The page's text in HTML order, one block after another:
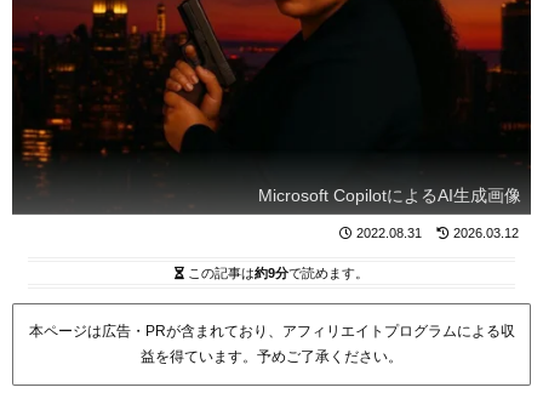
Microsoft CopilotによるAI生成画像
2022.08.31 2026.03.12
この記事は約9分で読めます。
本ページは広告・PRが含まれており、アフィリエイトプログラムによる収
益を得ています。予めご了承ください。